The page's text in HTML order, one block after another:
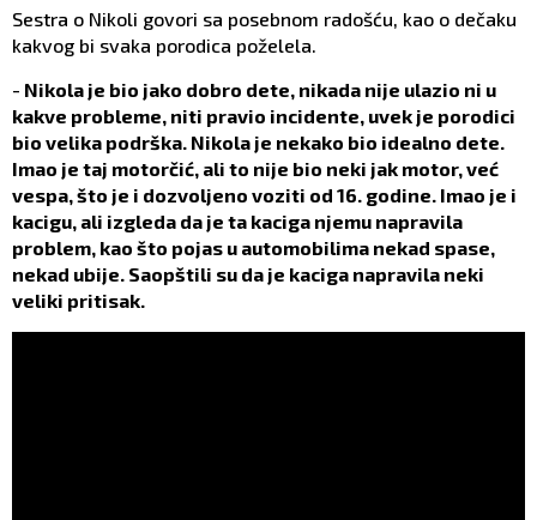
Sestra o Nikoli govori sa posebnom radošću, kao o dečaku
kakvog bi svaka porodica poželela.
- Nikola je bio jako dobro dete, nikada nije ulazio ni u
kakve probleme, niti pravio incidente, uvek je porodici
bio velika podrška. Nikola je nekako bio idealno dete.
Imao je taj motorčić, ali to nije bio neki jak motor, već
vespa, što je i dozvoljeno voziti od 16. godine. Imao je i
kacigu, ali izgleda da je ta kaciga njemu napravila
problem, kao što pojas u automobilima nekad spase,
nekad ubije. Saopštili su da je kaciga napravila neki
veliki pritisak.